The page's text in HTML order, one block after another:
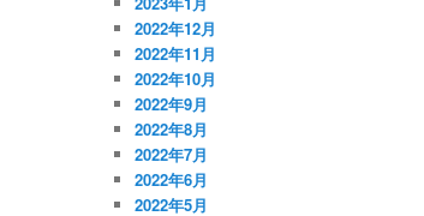
2022年12月
2022年11月
2022年10月
2022年9月
2022年8月
2022年7月
2022年6月
2022年5月